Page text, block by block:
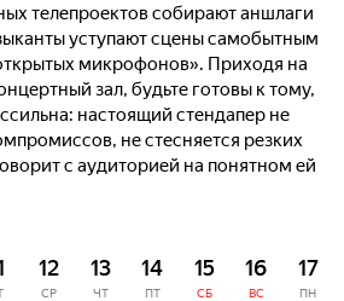
телепроектов собирают аншлаги
уступают сцены самобытным
микрофонов». Приходя на
зал, будьте готовы к тому,
настоящий стендапер не
не стесняется резких
с аудиторией на понятном ей
12
СР
13
ЧТ
14
ПТ
15
СБ
16
ВС
17
ПН